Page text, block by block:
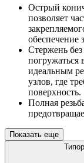
Острый
позволяет
обеспечение
Стержень
погружаться
идеальным
узлов, где
поверхность.
Полная
Показать еще